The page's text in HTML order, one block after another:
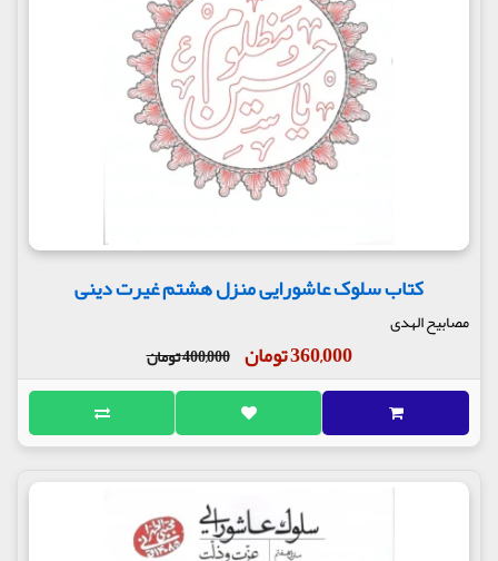
کتاب سلوک عاشورایی منزل هشتم غیرت دینی
مصابیح الهدی
360,000 تومان 400,000 تومان